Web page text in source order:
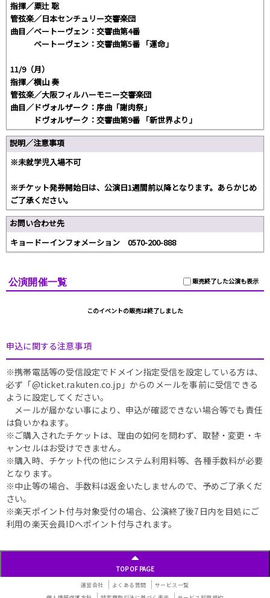
指揮／粟辻 聡
管弦楽／日本センチュリー交響楽団
曲目／ベートーヴェン：交響曲第4番
ベートーヴェン：交響曲第5番 「運命」
11/9（月）
指揮／横山 奏
管弦楽／大阪フィルハーモニー交響楽団
曲目／ドヴォルザーク：序曲「謝肉祭」
ドヴォルザーク：交響曲第9番 「新世界より」
説明／注意事項
※未就学児入場不可
※チケット発券開始日は、公演日1週間前以降となります。あらかじめ
ご了承ください。
お問い合わせ先
キョードーインフォメーション 0570-200-888
販売終了した公演も表示
公演開催一覧
このイベントの販売は終了しました
申込に関する注意事項
※携帯電話等の受信設定でドメイン指定受信を設定している方は、
必ず「@ticket.rakuten.co.jp」からのメールを事前に受信できる
ように設定してください。
メールが届かない事により、申込が確認できない場合等でも責任
は負いかねます。
※ご購入されたチケットは、理由の如何を問わず、取替・変更・キ
ャンセルはお受けできません。
※購入時、チケット代の他にシステム利用料等、各種手数料が必要
となります。
※中止等の場合、手数料は返金いたしませんので、予めご了承くだ
さい。
※楽天ポイント付与対象受付の場合、公演終了後7日内を目処にご
利用の楽天会員IDへポイント付与されます。
TOP OF PAGE
運営会社 よくある質問
サービス一覧